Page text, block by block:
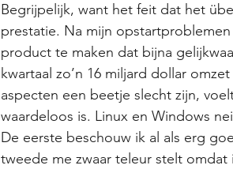
Begrijpelijk, want het feit dat het
prestatie. Na mijn
product te maken dat bijna
kwartaal zo’n 16 miljard dollar
aspecten een beetje slecht zijn,
waardeloos is. Linux en Windows
De eerste beschouw ik al als erg
tweede me zwaar teleur stelt